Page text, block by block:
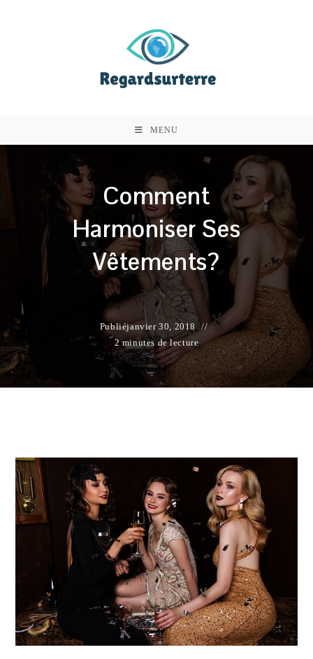
MENU
Comment
Harmoniser Ses
Vêtements?
Publiéjanvier 30, 2018
2 minutes de lecture